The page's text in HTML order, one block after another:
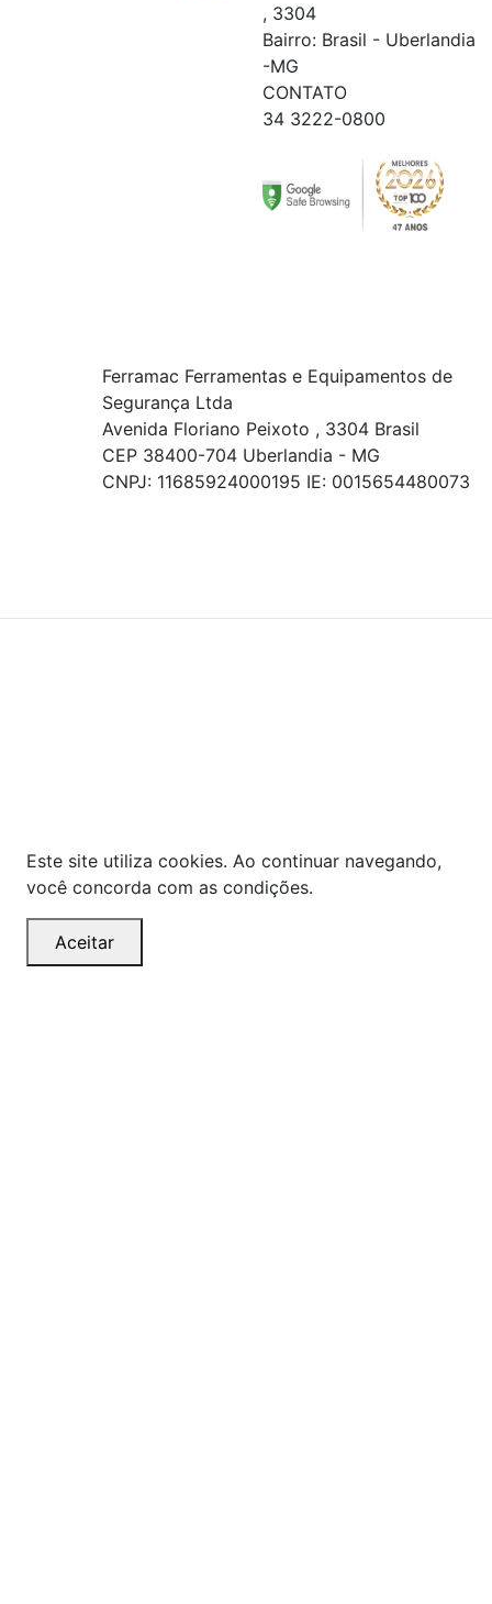
, 3304
Bairro: Brasil - Uberlandia
-MG
CONTATO
34 3222-0800
Ferramac Ferramentas e Equipamentos de
Segurança Ltda
Avenida Floriano Peixoto , 3304 Brasil
CEP 38400-704 Uberlandia - MG
CNPJ: 11685924000195 IE: 0015654480073
Este site utiliza cookies. Ao continuar navegando,
você concorda com as condições.
Aceitar